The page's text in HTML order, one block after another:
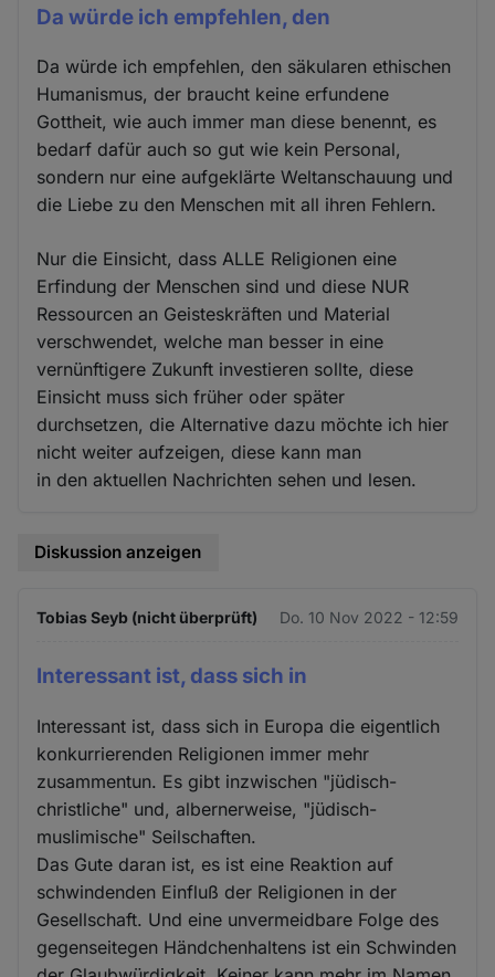
Da würde ich empfehlen, den
Da würde ich empfehlen, den säkularen ethischen
Humanismus, der braucht keine erfundene
Gottheit, wie auch immer man diese benennt, es
bedarf dafür auch so gut wie kein Personal,
sondern nur eine aufgeklärte Weltanschauung und
die Liebe zu den Menschen mit all ihren Fehlern.
Nur die Einsicht, dass ALLE Religionen eine
Erfindung der Menschen sind und diese NUR
Ressourcen an Geisteskräften und Material
verschwendet, welche man besser in eine
vernünftigere Zukunft investieren sollte, diese
Einsicht muss sich früher oder später
durchsetzen, die Alternative dazu möchte ich hier
nicht weiter aufzeigen, diese kann man
in den aktuellen Nachrichten sehen und lesen.
Diskussion anzeigen
Tobias Seyb (nicht überprüft) Do. 10 Nov 2022 - 12:59
Interessant ist, dass sich in
Interessant ist, dass sich in Europa die eigentlich
konkurrierenden Religionen immer mehr
zusammentun. Es gibt inzwischen "jüdisch-
christliche" und, albernerweise, "jüdisch-
muslimische" Seilschaften.
Das Gute daran ist, es ist eine Reaktion auf
schwindenden Einfluß der Religionen in der
Gesellschaft. Und eine unvermeidbare Folge des
gegenseitegen Händchenhaltens ist ein Schwinden